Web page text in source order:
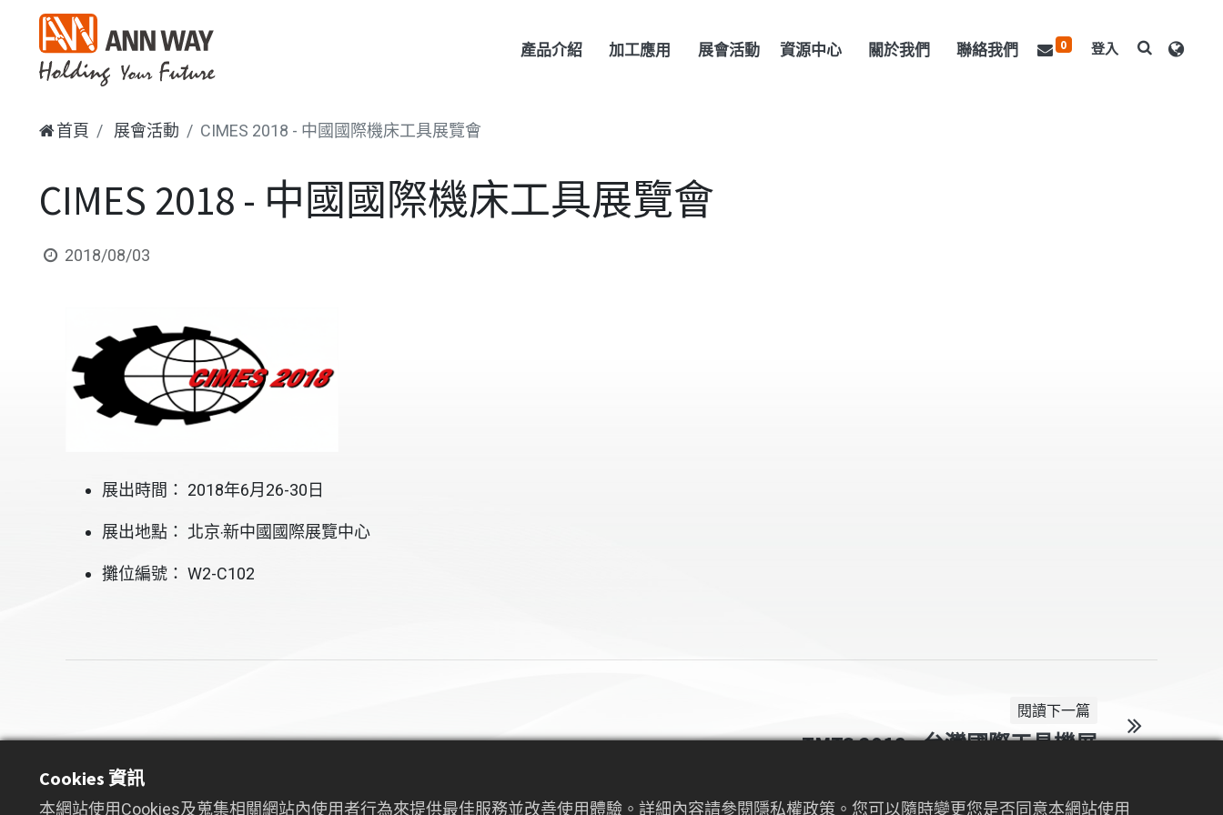
產品介紹 加工應用 展會活動 資源中心 關於我們 聯絡我們 0 登入
首頁 展會活動 CIMES 2018 - 中國國際機床工具展覽會
CIMES 2018 - 中國國際機床工具展覽會
2018/08/03
展出時間： 2018年6月26-30日
展出地點： 北京‧新中國國際展覽中心
攤位編號： W2-C102
閱讀下一篇
TMTS 2018 - 台灣國際工具機展
Cookies 資訊
本網站使用Cookies及蒐集相關網站內使用者行為來提供最佳服務並改善使用體驗。詳細內容請參閱隱私權政策。您可以隨時變更您是否同意本網站使用